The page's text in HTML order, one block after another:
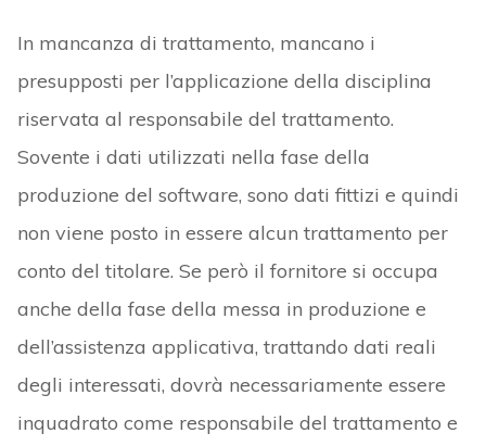
In mancanza di trattamento, mancano i
presupposti per l’applicazione della disciplina
riservata al responsabile del trattamento.
Sovente i dati utilizzati nella fase della
produzione del software, sono dati fittizi e quindi
non viene posto in essere alcun trattamento per
conto del titolare. Se però il fornitore si occupa
anche della fase della messa in produzione e
dell’assistenza applicativa, trattando dati reali
degli interessati, dovrà necessariamente essere
inquadrato come responsabile del trattamento e